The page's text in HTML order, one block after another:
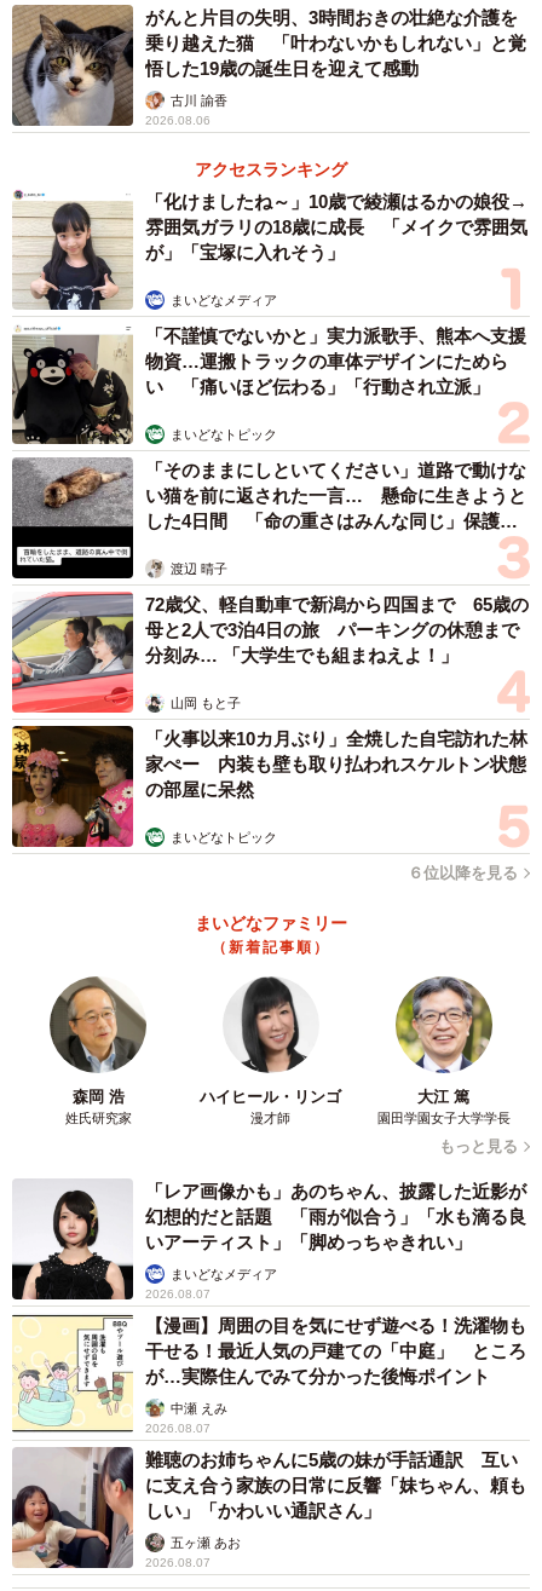
がんと片目の失明、3時間おきの壮絶な介護を
乗り越えた猫 「叶わないかもしれない」と覚
悟した19歳の誕生日を迎えて感動
古川 諭香
2026.08.06
アクセスランキング
「化けましたね～」10歳で綾瀬はるかの娘役→
雰囲気ガラリの18歳に成長 「メイクで雰囲気
が」「宝塚に入れそう」
まいどなメディア
「不謹慎でないかと」実力派歌手、熊本へ支援
物資…運搬トラックの車体デザインにためら
い 「痛いほど伝わる」「行動され立派」
まいどなトピック
「そのままにしといてください」道路で動けな
い猫を前に返された一言… 懸命に生きようと
した4日間 「命の重さはみんな同じ」保護団
渡辺 晴子
72歳父、軽自動車で新潟から四国まで 65歳の
母と2人で3泊4日の旅 パーキングの休憩まで
分刻み… 「大学生でも組まねえよ！」
山岡 もと子
「火事以来10カ月ぶり」全焼した自宅訪れた林
家ぺー 内装も壁も取り払われスケルトン状態
の部屋に呆然
まいどなトピック
６位以降を見る
まいどなファミリー
（新着記事順）
森岡 浩
姓氏研究家
ハイヒール・リンゴ
漫才師
大江 篤
園田学園女子大学学長
もっと見る
「レア画像かも」あのちゃん、披露した近影が
幻想的だと話題 「雨が似合う」「水も滴る良
いアーティスト」「脚めっちゃきれい」
まいどなメディア
2026.08.07
【漫画】周囲の目を気にせず遊べる！洗濯物も
干せる！最近人気の戸建ての「中庭」 ところ
が…実際住んでみて分かった後悔ポイント
中瀬 えみ
2026.08.07
難聴のお姉ちゃんに5歳の妹が手話通訳 互い
に支え合う家族の日常に反響「妹ちゃん、頼も
しい」「かわいい通訳さん」
五ヶ瀬 あお
2026.08.07